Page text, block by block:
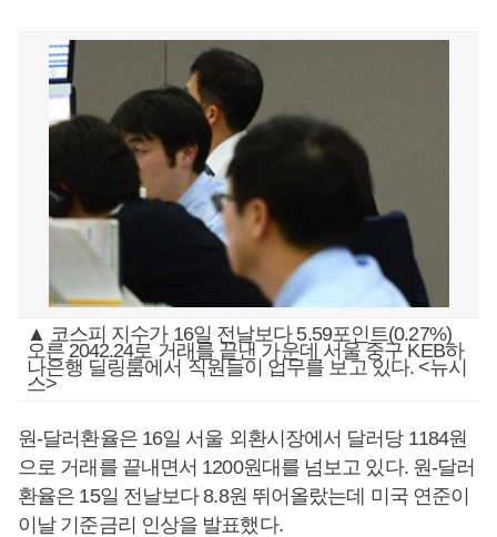
▲ 코스피 지수가 16일 전날보다 5.59포인트(0.27%)
오른 2042.24로 거래를 끝낸 가운데 서울 중구 KEB하
나은행 딜링룸에서 직원들이 업무를 보고 있다. <뉴시
스>
원-달러환율은 16일 서울 외환시장에서 달러당 1184원
으로 거래를 끝내면서 1200원대를 넘보고 있다. 원-달러
환율은 15일 전날보다 8.8원 뛰어올랐는데 미국 연준이
이날 기준금리 인상을 발표했다.